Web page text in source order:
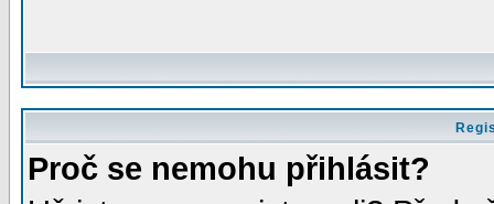
Proč se nemohu přihlásit?